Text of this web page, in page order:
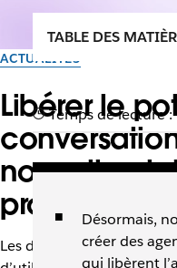
ACTUALITÉS
Libérer le
nouvelle
propulse
Les dernières mises à
TABLE DES
Temps de lecture :
Désormais,
créer des
qui libèrent